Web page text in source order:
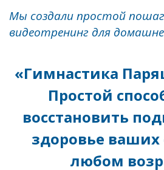
Мы создали простой
видеотренинг для
«Гимнастика
Простой
восстановить
здоровье ваших
любом